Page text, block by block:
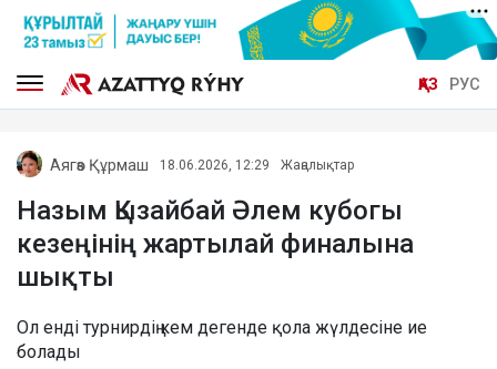
ҚАЗ РУС
Аягөз Құрмаш 18.06.2026, 12:29 Жаңалықтар
Назым Қызайбай Әлем кубогы
кезеңінің жартылай финалына
шықты
Ол енді турнирдің кем дегенде қола жүлдесіне ие
болады